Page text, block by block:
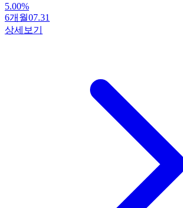
5.00%
6개월07.31
상세보기